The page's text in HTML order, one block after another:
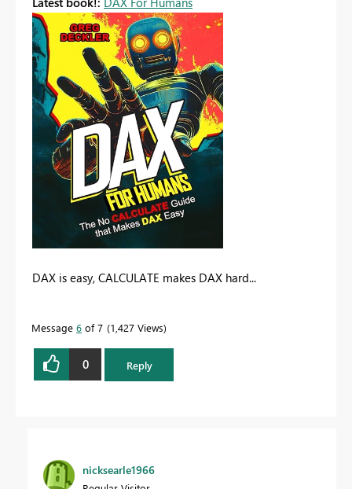
DAX is easy, CALCULATE makes DAX hard...
Message 6 of 7 1,427 Views
0 Reply
nicksearle1966